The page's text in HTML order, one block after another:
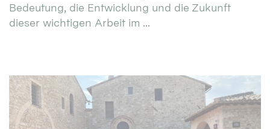
Bedeutung, die Entwicklung und die Zukunft
dieser wichtigen Arbeit im ...